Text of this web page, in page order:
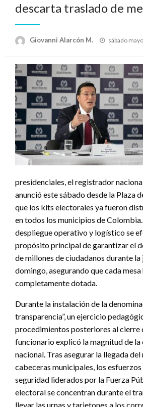
descarta traslado de
Giovanni Alarcón M.
Publicado
sábado
presidenciales, el registrador
anunció este sábado desde la Plaza
que los kits electorales ya fueron
en todos los municipios de
despliegue operativo y logístico se
propósito principal de garantizar el
de millones de ciudadanos durante la
domingo, asegurando que cada
completamente dotada.
Durante la instalación de la
transparencia”, un ejercicio
procedimientos posteriores al cierre
funcionario explicó la magnitud de la
nacional. Tras asegurar la llegada
cabeceras municipales, los
seguridad liderados por la Fuerza
electoral se concentran durante el
llevar las urnas y tarjetones a los